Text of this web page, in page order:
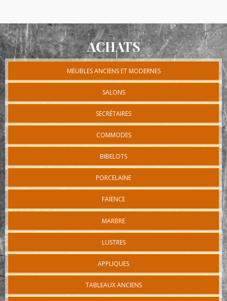
ACHATS
MEUBLES ANCIENS ET MODERNES
SALONS
SECRÉTAIRES
COMMODES
BIBELOTS
PORCELAINE
FAÏENCE
MARBRE
LUSTRES
APPLIQUES
TABLEAUX ANCIENS